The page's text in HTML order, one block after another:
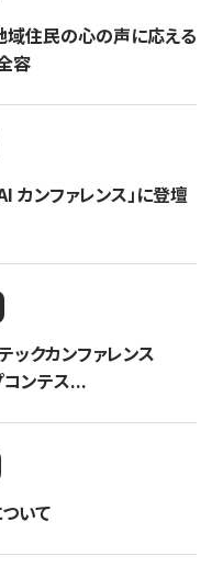
域住民の心の声に応える
容
ンファレンス」に登壇
ックカンファレンス
コンテス...
いて